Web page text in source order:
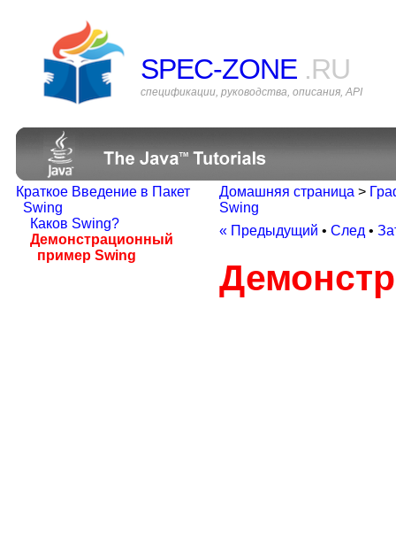
SPEC-ZONE .RU
спецификации, руководства, описания, API
Краткое Введение в Пакет
Swing
Каков Swing?
Демонстрационный
пример Swing
Домашняя страница >
Swing
« Предыдущий • След •